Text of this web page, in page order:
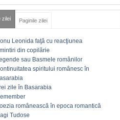
zilei Paginile zilei
Leonida faţă cu reacţiunea
din copilărie
sau Basmele românilor
spiritului românesc în
zile în Basarabia
românească în epoca romantică
Tudose